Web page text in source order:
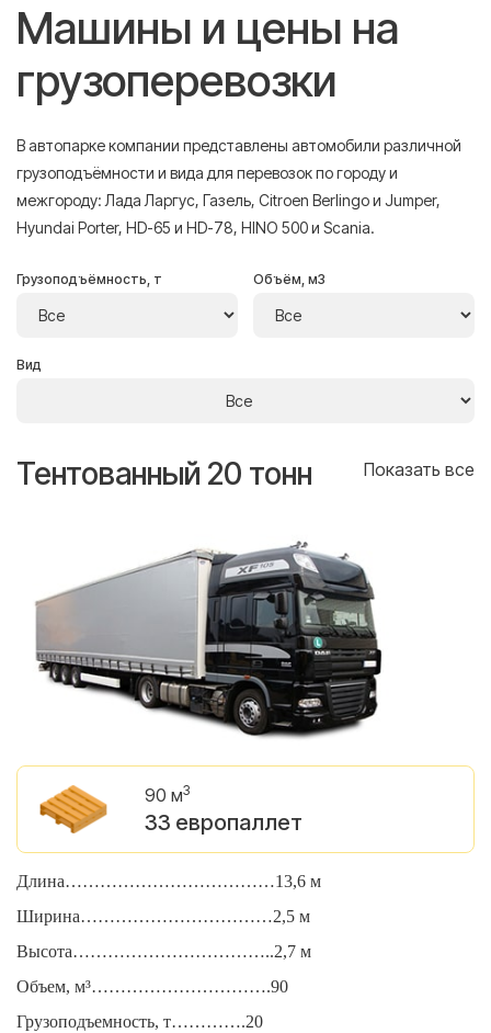
Машины и цены на
грузоперевозки
В автопарке компании представлены автомобили различной
грузоподъёмности и вида для перевозок по городу и
межгороду: Лада Ларгус, Газель, Citroen Berlingo и Jumper,
Hyundai Porter, HD-65 и HD-78, HINO 500 и Scania.
Грузоподъёмность, т Объём, м3
Вид
Тентованный 20 тонн Показать все
90 м3
33 европаллет
Длина………………………………13,6 м
Ширина……………………………2,5 м
Высота……………………………..2,7 м
Объем, м³………………………….90
Грузоподъемность, т………….20